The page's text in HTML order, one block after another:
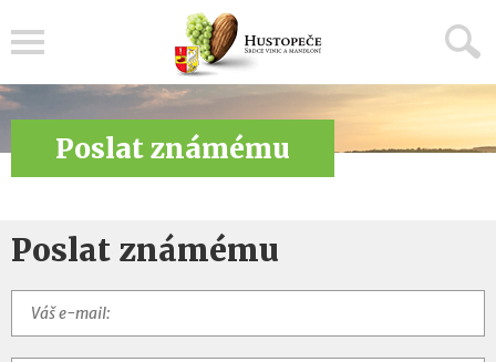
Poslat známému
Poslat známému